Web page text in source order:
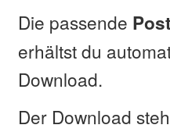
Die passende
erhältst du
Download.
Der Download